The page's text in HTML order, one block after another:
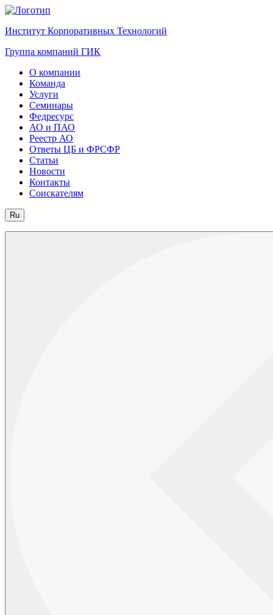
Институт Корпоративных Технологий
Группа компаний ГИК
О компании
Команда
Услуги
Семинары
Федресурс
АО и ПАО
Реестр АО
Ответы ЦБ и ФРСФР
Статьи
Новости
Контакты
Соискателям
Ru